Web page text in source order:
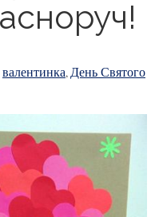
валентинка, День Святого